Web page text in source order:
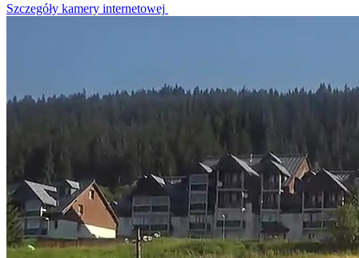
Szczegóły kamery internetowej